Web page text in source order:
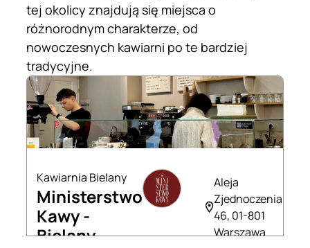
tej okolicy znajdują się miejsca o
różnorodnym charakterze, od
nowoczesnych kawiarni po te bardziej
tradycyjne.
Kawiarnia Bielany
Ministerstwo
Kawy -
Bielany
Aleja
Zjednoczenia
46, 01-801
Warszawa